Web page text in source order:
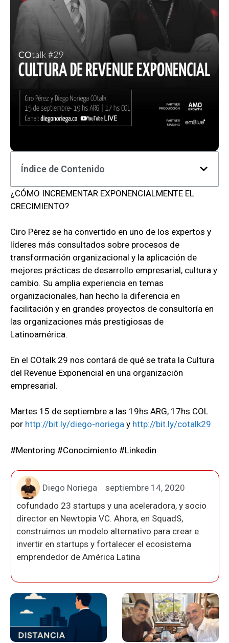
Índice de Contenido
¿CÓMO INCREMENTAR EXPONENCIALMENTE EL
CRECIMIENTO?
Ciro Pérez se ha convertido en uno de los expertos y
líderes más consultados sobre procesos de
transformación organizacional y la aplicación de
mejores prácticas de desarrollo empresarial, cultura y
cambio. Su amplia experiencia en temas
organizacionales, han hecho la diferencia en
facilitación y en grandes proyectos de consultoría en
las organizaciones más prestigiosas de
Latinoamérica.
En el COtalk 29 nos contará de qué se trata la Cultura
del Revenue Exponencial en una organización
empresarial.
Martes 15 de septiembre a las 19hs ARG, 17hs COL
por http://bit.ly/diego-noriega y http://bit.ly/cotalk29
#Mentoring #Conocimiento #Linkedin
Diego Noriega
septiembre 14, 2020
cofundado 23 startups y una aceleradora, y socio
director en Newtopia VC. Ahora, en SquadS,
construimos un modelo alternativo para crear e
invertir en startups y fortalecer el ecosistema
emprendedor de América Latina